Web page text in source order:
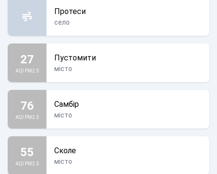
Протеси
село
27
AQI PM2.5
Пустомити
місто
76
AQI PM2.5
Самбір
місто
55
AQI PM2.5
Сколе
місто